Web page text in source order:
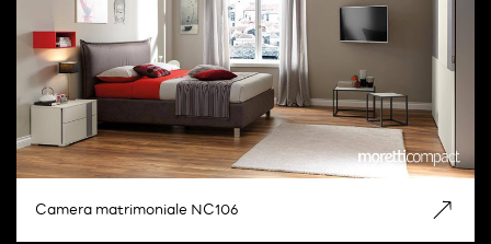
Camera matrimoniale NC106